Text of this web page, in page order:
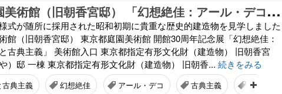
東
京都庭園美術館（旧朝香宮邸） 「幻想絶佳：アール・デコと古典主義」に行きました
式が随所に採用された昭和初期に貴重な歴史的建造物を見学しました
館（旧朝香宮邸） 東京都庭園美術館 開館30周年記念展「幻想絶佳：
古典主義」 美術館入口 東京都指定有形文化財（建造物） 旧朝香宮
）邸 一棟 東京都指定有形文化財（建造物） 旧朝香... 続きをみる
典主義 幻想絶佳 アール・デコ 古典主義 美術館